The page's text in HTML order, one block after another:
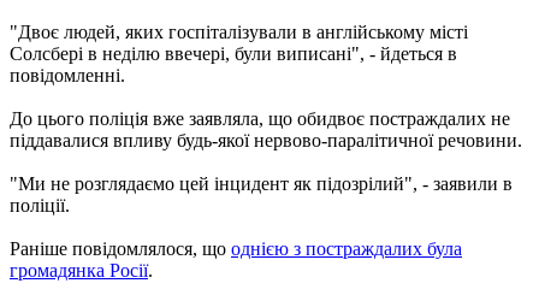
"Двоє людей, яких госпіталізували в англійському місті
Солсбері в неділю ввечері, були виписані", - йдеться в
повідомленні.
До цього поліція вже заявляла, що обидвоє постраждалих не
піддавалися впливу будь-якої нервово-паралітичної речовини.
"Ми не розглядаємо цей інцидент як підозрілий", - заявили в
поліції.
Раніше повідомлялося, що однією з постраждалих була
громадянка Росії.